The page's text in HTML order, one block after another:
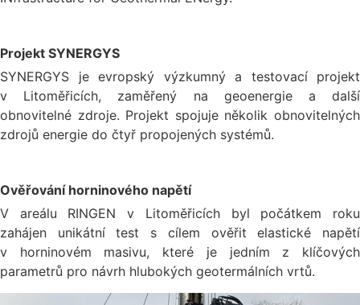
Projekt SYNERGYS
SYNERGYS je evropský výzkumný a testovací projekt
v Litoměřicích, zaměřený na geoenergie a další
obnovitelné zdroje. Projekt spojuje několik obnovitelných
zdrojů energie do čtyř propojených systémů.
Ověřování horninového napětí
V areálu RINGEN v Litoměřicích byl počátkem roku
zahájen unikátní test s cílem ověřit elastické napětí
v horninovém masivu, které je jedním z klíčových
parametrů pro návrh hlubokých geotermálních vrtů.